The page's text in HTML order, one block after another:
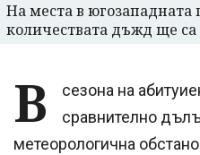
На места в югозападната
количествата дъжд ще
В
сезона на
сравнително
метеорологична